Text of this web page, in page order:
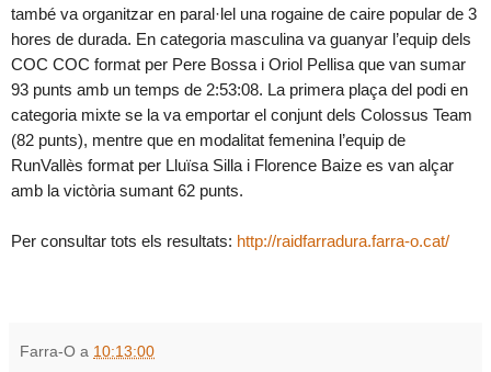
també va organitzar en paral·lel una rogaine de caire popular de 3
hores de durada. En categoria masculina va guanyar l’equip dels
COC COC format per Pere Bossa i Oriol Pellisa que van sumar
93 punts amb un temps de 2:53:08. La primera plaça del podi en
categoria mixte se la va emportar el conjunt dels Colossus Team
(82 punts), mentre que en modalitat femenina l’equip de
RunVallès format per Lluïsa Silla i Florence Baize es van alçar
amb la victòria sumant 62 punts.
Per consultar tots els resultats: http://raidfarradura.farra-o.cat/
Farra-O a 10:13:00